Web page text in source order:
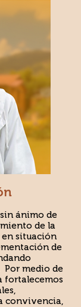
ánimo de
de la
situación
de
medio de
fortalecemos
convivencia,